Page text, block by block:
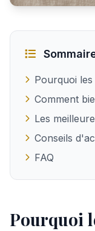
Pourquoi
Comment
Les
Conseils
FAQ
Pourquoi